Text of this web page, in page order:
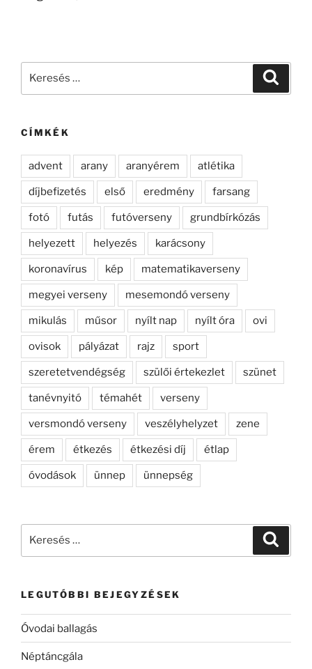
CÍMKÉK
advent arany aranyérem atlétika
díjbefizetés első eredmény farsang
fotó futás futóverseny grundbírkózás
helyezett helyezés karácsony
koronavírus kép matematikaverseny
megyei verseny mesemondó verseny
mikulás műsor nyílt nap nyílt óra ovi
ovisok pályázat rajz sport
szeretetvendégség szülői értekezlet szünet
tanévnyitó témahét verseny
versmondó verseny veszélyhelyzet zene
érem étkezés étkezési díj étlap
óvodások ünnep ünnepség
LEGUTÓBBI BEJEGYZÉSEK
Óvodai ballagás
Néptáncgála